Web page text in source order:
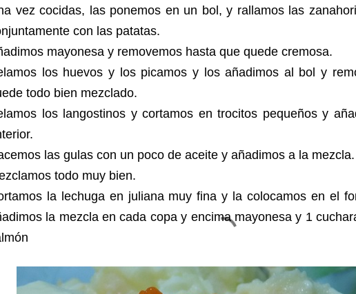
vez cocidas, las ponemos en un bol, y rallamos las
con las patatas.
mayonesa y removemos hasta que quede cremosa.
los huevos y los picamos y los añadimos al bol y
todo bien mezclado.
los langostinos y cortamos en trocitos pequeños y
las gulas con un poco de aceite y añadimos a la mezcla.
todo muy bien.
la lechuga en juliana muy fina y la colocamos en el
la mezcla en cada copa y encima mayonesa y 1